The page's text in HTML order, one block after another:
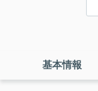
基本情報